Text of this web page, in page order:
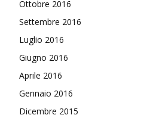
Ottobre 2016
Settembre 2016
Luglio 2016
Giugno 2016
Aprile 2016
Gennaio 2016
Dicembre 2015